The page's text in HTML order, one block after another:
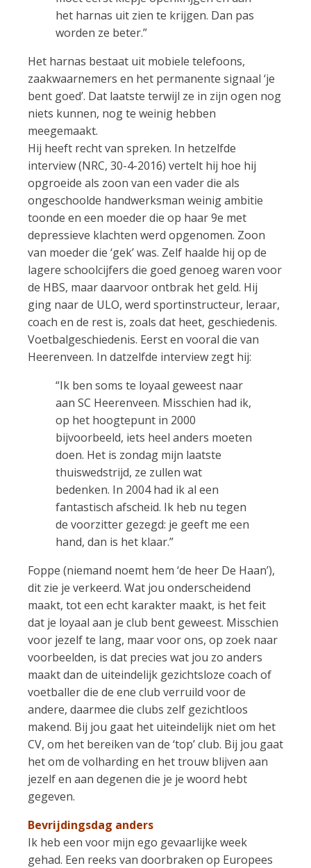
het harnas uit zien te krijgen. Dan pas
worden ze beter.”
Het harnas bestaat uit mobiele telefoons,
zaakwaarnemers en het permanente signaal ‘je
bent goed’. Dat laatste terwijl ze in zijn ogen nog
niets kunnen, nog te weinig hebben
meegemaakt.
Hij heeft recht van spreken. In hetzelfde
interview (NRC, 30-4-2016) vertelt hij hoe hij
opgroeide als zoon van een vader die als
ongeschoolde handwerksman weinig ambitie
toonde en een moeder die op haar 9e met
depressieve klachten werd opgenomen. Zoon
van moeder die ‘gek’ was. Zelf haalde hij op de
lagere schoolcijfers die goed genoeg waren voor
de HBS, maar daarvoor ontbrak het geld. Hij
ging naar de ULO, werd sportinstructeur, leraar,
coach en de rest is, zoals dat heet, geschiedenis.
Voetbalgeschiedenis. Eerst en vooral die van
Heerenveen. In datzelfde interview zegt hij:
“Ik ben soms te loyaal geweest naar
aan SC Heerenveen. Misschien had ik,
op het hoogtepunt in 2000
bijvoorbeeld, iets heel anders moeten
doen. Het is zondag mijn laatste
thuiswedstrijd, ze zullen wat
bedenken. In 2004 had ik al een
fantastisch afscheid. Ik heb nu tegen
de voorzitter gezegd: je geeft me een
hand, dan is het klaar.”
Foppe (niemand noemt hem ‘de heer De Haan’),
dit zie je verkeerd. Wat jou onderscheidend
maakt, tot een echt karakter maakt, is het feit
dat je loyaal aan je club bent geweest. Misschien
voor jezelf te lang, maar voor ons, op zoek naar
voorbeelden, is dat precies wat jou zo anders
maakt dan de uiteindelijk gezichtsloze coach of
voetballer die de ene club verruild voor de
andere, daarmee die clubs zelf gezichtloos
makend. Bij jou gaat het uiteindelijk niet om het
CV, om het bereiken van de ‘top’ club. Bij jou gaat
het om de volharding en het trouw blijven aan
jezelf en aan degenen die je je woord hebt
gegeven.
Bevrijdingsdag anders
Ik heb een voor mijn ego gevaarlijke week
gehad. Een reeks van doorbraken op Europees